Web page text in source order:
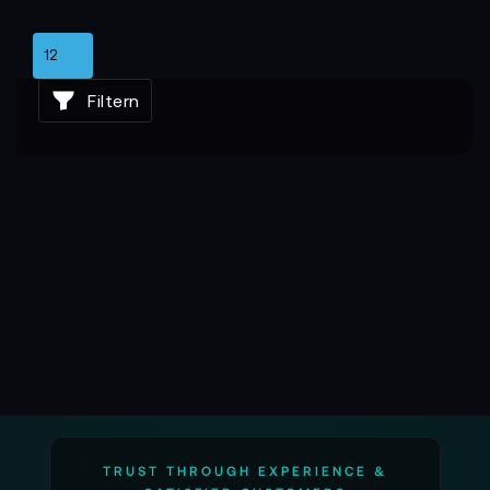
Wie du den richtigen Kamerawagen einsetzt
Überlege, welche Art von Bewegung du erzeugen
möchtest.
große Kameras geeignet sind.
Filtern
TRUST THROUGH EXPERIENCE &